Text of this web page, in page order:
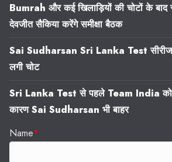
Bumrah और कई खिलाड़ियों की चोटों के
देवजीत सैकिया करेंगे समीक्षा बैठक
Sai Sudharsan Sri Lanka Test
लगी चोट
Sri Lanka Test से पहले Team India को
कारण Sai Sudharsan भी बाहर
Name*